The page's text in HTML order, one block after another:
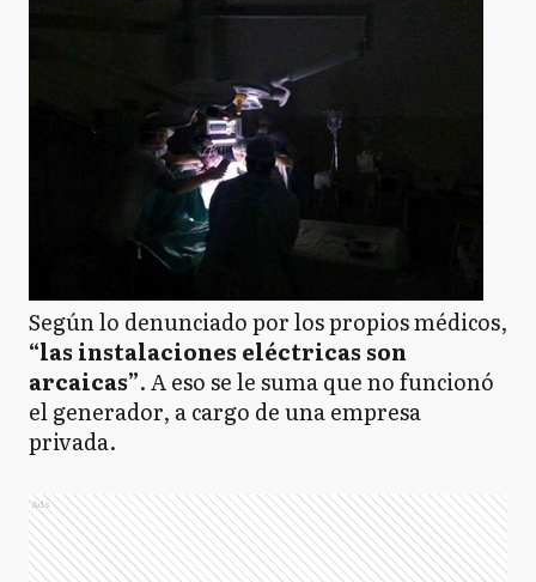
Según lo denunciado por los propios médicos,
“las instalaciones eléctricas son
arcaicas”. A eso se le suma que no funcionó
el generador, a cargo de una empresa
privada.
Ads